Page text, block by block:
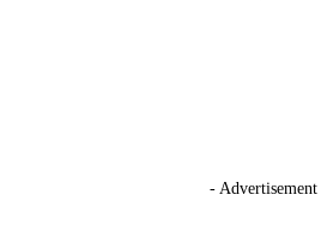
- Advertisement